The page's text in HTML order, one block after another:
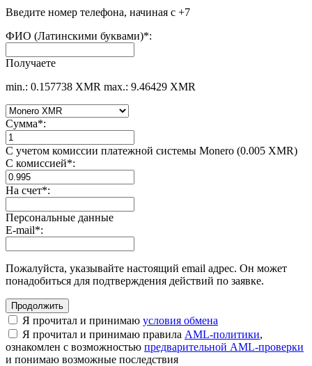
Введите номер телефона, начиная с +7
ФИО (Латинскими буквами)*:
Получаете
min.: 0.157738 XMR max.: 9.46429 XMR
Сумма*:
С учетом комиссии платежной системы Monero (0.005 XMR)
С комиссией*:
На счет*:
Персональные данные
E-mail*:
Пожалуйста, указывайте настоящий email адрес. Он может
понадобиться для подтверждения действий по заявке.
Я прочитал и принимаю условия обмена
Я прочитал и принимаю правила AML-политики,
ознакомлен с возможностью предварительной AML-проверки
и понимаю возможные последствия